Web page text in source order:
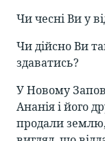
Чи чесні Ви у
Чи дійсно Ви
здаватись?
У Новому
Ананія і його
продали